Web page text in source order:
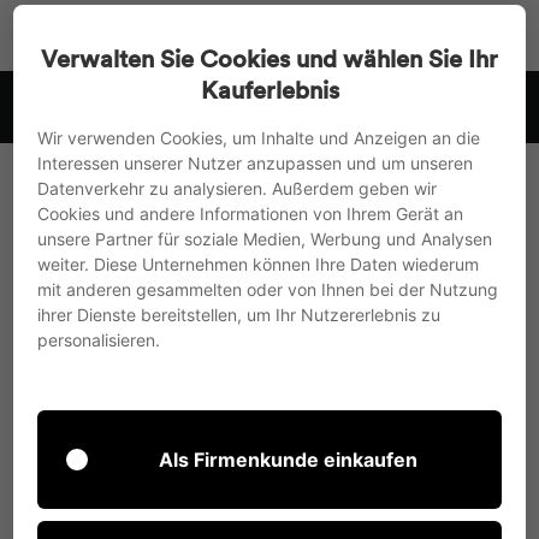
Accédez
au
Verwalten Sie Cookies und wählen Sie Ihr
Kauferlebnis
Wir verwenden Cookies, um Inhalte und Anzeigen an die
Interessen unserer Nutzer anzupassen und um unseren
Datenverkehr zu analysieren. Außerdem geben wir
Cookies und andere Informationen von Ihrem Gerät an
unsere Partner für soziale Medien, Werbung und Analysen
weiter. Diese Unternehmen können Ihre Daten wiederum
mit anderen gesammelten oder von Ihnen bei der Nutzung
ihrer Dienste bereitstellen, um Ihr Nutzererlebnis zu
personalisieren.
Als Firmenkunde einkaufen
le
diaporama
nous expédions vers l'UE, le Royaume-Uni et la Suisse
Cette section ne contient actuellement aucun
contenu. Ajoutez-en en utilisant la barre
latérale.
Frais d'expédition
destination sont calculés en fonction du